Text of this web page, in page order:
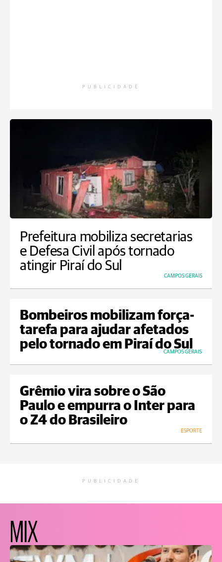
PUBLICIDADE
Prefeitura mobiliza secretarias
e Defesa Civil após tornado
atingir Piraí do Sul
CAMPOS GERAIS
Bombeiros mobilizam força-
tarefa para ajudar afetados
pelo tornado em Piraí do Sul
CAMPOS GERAIS
Grêmio vira sobre o São
Paulo e empurra o Inter para
o Z4 do Brasileiro
ESPORTE
PUBLICIDADE
MIX